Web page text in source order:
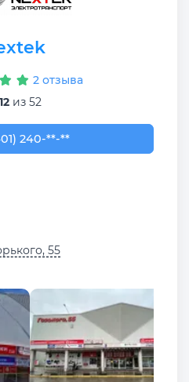
2 отзыва
из 52
240-00-00
240-**-**
55